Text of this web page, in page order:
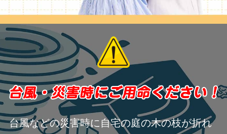
台風などの災害時に自宅の庭の木の枝が折れ